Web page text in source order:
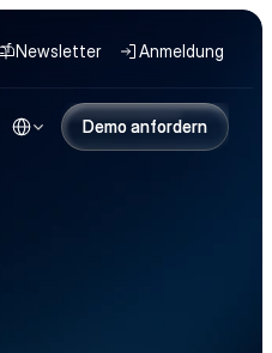
Newsletter Anmeldung
Select Language
Demo anfordern
Demo anfordern